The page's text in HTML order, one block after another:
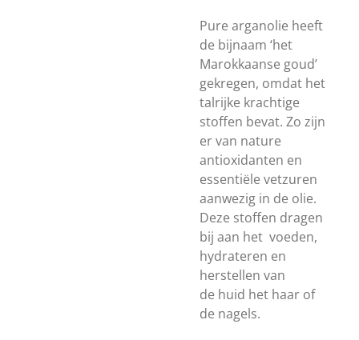
Pure arganolie heeft
de bijnaam ‘het
Marokkaanse goud’
gekregen, omdat het
talrijke krachtige
stoffen bevat. Zo zijn
er van nature
antioxidanten en
essentiële vetzuren
aanwezig in de olie.
Deze stoffen dragen
bij aan het voeden,
hydrateren en
herstellen van
de huid het haar of
de nagels.